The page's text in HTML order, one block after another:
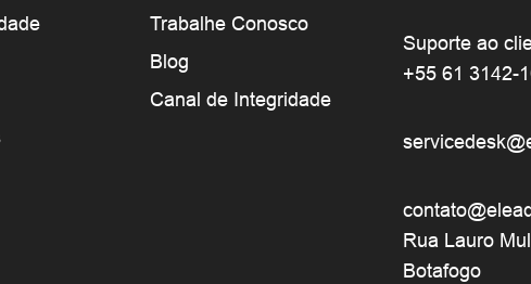
Trabalhe Conosco
Blog
Canal de Integridade
Suporte ao
+55 61 3142-
Rua Lauro
Botafogo